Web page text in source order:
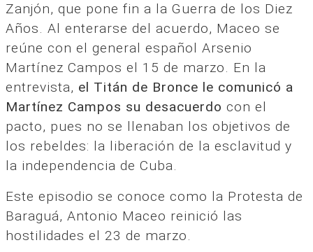
Zanjón, que pone fin a la Guerra de los Diez
Años. Al enterarse del acuerdo, Maceo se
reúne con el general español Arsenio
Martínez Campos el 15 de marzo. En la
entrevista, el Titán de Bronce le comunicó a
Martínez Campos su desacuerdo con el
pacto, pues no se llenaban los objetivos de
los rebeldes: la liberación de la esclavitud y
la independencia de Cuba.
Este episodio se conoce como la Protesta de
Baraguá, Antonio Maceo reinició las
hostilidades el 23 de marzo.